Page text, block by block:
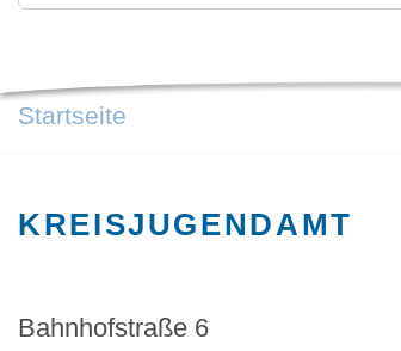
Startseite
KREISJUGENDAMT
Bahnhofstraße 6